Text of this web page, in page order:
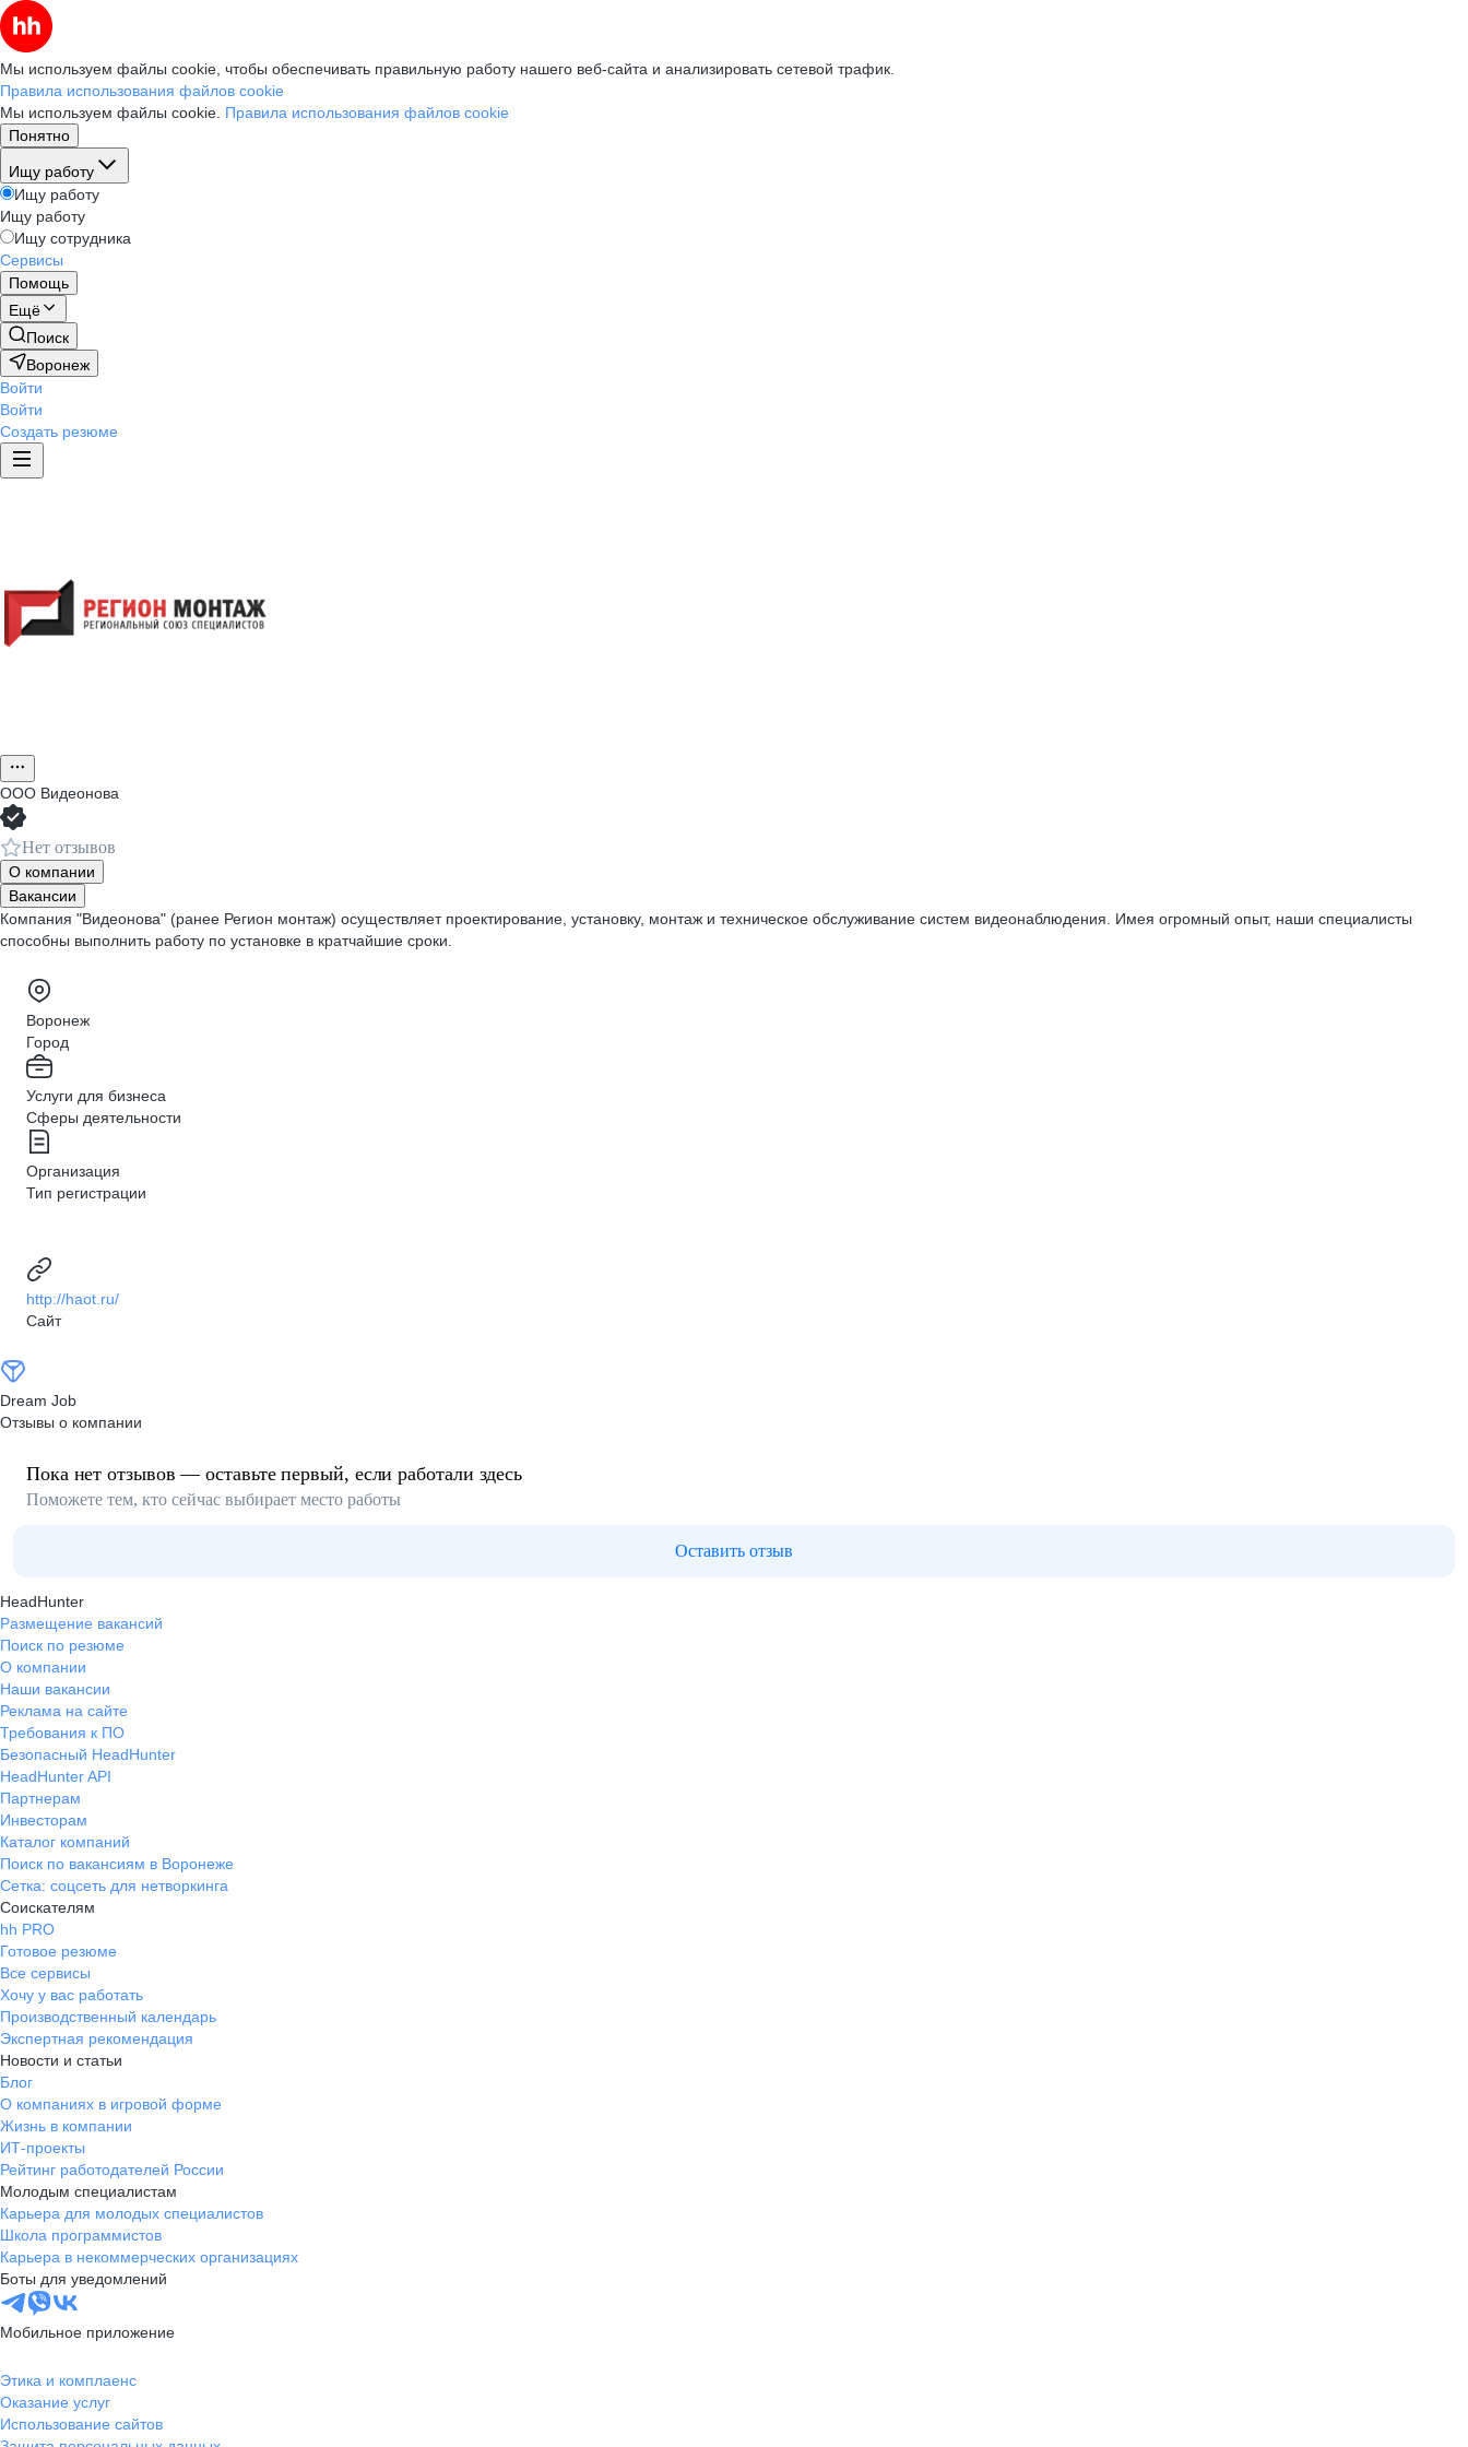
Мы используем файлы cookie, чтобы обеспечивать правильную работу нашего веб-сайта и анализировать сетевой трафик.
Правила использования файлов cookie
Мы используем файлы cookie. Правила использования файлов cookie
Понятно
Ищу работу
Ищу работу
Ищу работу
Ищу сотрудника
Сервисы
Помощь
Ещё
Поиск
Воронеж
Войти
Войти
Создать резюме
ООО Видеонова
Нет отзывов
О компании
Вакансии
Компания "Видеонова" (ранее Регион монтаж) осуществляет проектирование, установку, монтаж и техническое обслуживание систем видеонаблюдения. Имея огромный опыт, наши специалисты
способны выполнить работу по установке в кратчайшие сроки.
Воронеж
Город
Услуги для бизнеса
Сферы деятельности
Организация
Тип регистрации
http://haot.ru/
Сайт
Dream Job
Отзывы о компании
Пока нет отзывов — оставьте первый, если работали здесь
Поможете тем, кто сейчас выбирает место работы
Оставить отзыв
HeadHunter
Размещение вакансий
Поиск по резюме
О компании
Наши вакансии
Реклама на сайте
Требования к ПО
Безопасный HeadHunter
HeadHunter API
Партнерам
Инвесторам
Каталог компаний
Поиск по вакансиям в Воронеже
Сетка: соцсеть для нетворкинга
Соискателям
hh PRO
Готовое резюме
Все сервисы
Хочу у вас работать
Производственный календарь
Экспертная рекомендация
Новости и статьи
Блог
О компаниях в игровой форме
Жизнь в компании
ИТ-проекты
Рейтинг работодателей России
Молодым специалистам
Карьера для молодых специалистов
Школа программистов
Карьера в некоммерческих организациях
Боты для уведомлений
Мобильное приложение
Этика и комплаенс
Оказание услуг
Использование сайтов